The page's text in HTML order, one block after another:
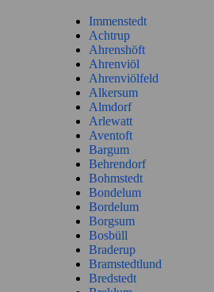
Immenstedt
Achtrup
Ahrenshöft
Ahrenviöl
Ahrenviölfeld
Alkersum
Almdorf
Arlewatt
Aventoft
Bargum
Behrendorf
Bohmstedt
Bondelum
Bordelum
Borgsum
Bosbüll
Braderup
Bramstedtlund
Bredstedt